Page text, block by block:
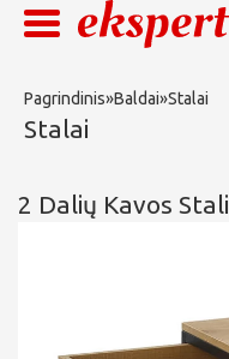
Pagrindinis»Baldai»Stalai
Stalai
2 Dalių Kavos